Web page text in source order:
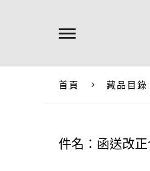
首頁 藏品目錄
件名：函送改